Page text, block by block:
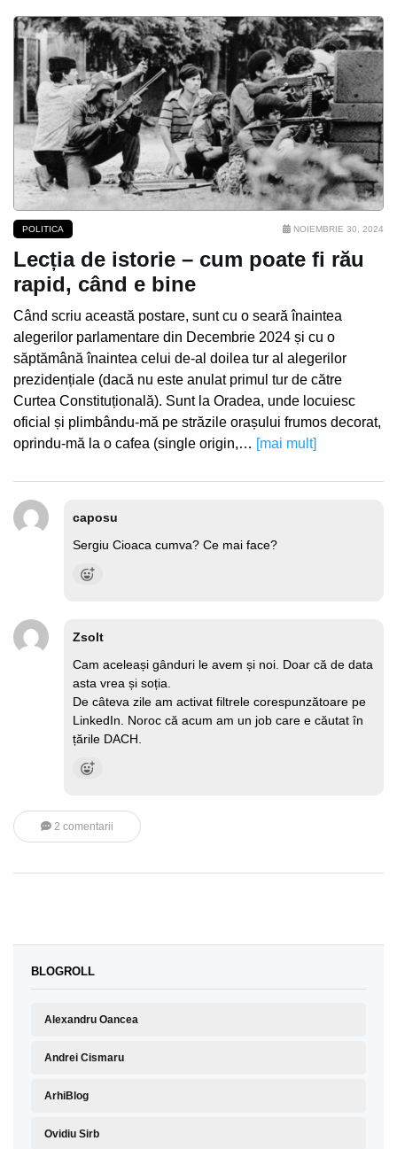
POLITICA NOIEMBRIE 30, 2024
Lecția de istorie – cum poate fi rău
rapid, când e bine
Când scriu această postare, sunt cu o seară înaintea
alegerilor parlamentare din Decembrie 2024 și cu o
săptămână înaintea celui de-al doilea tur al alegerilor
prezidențiale (dacă nu este anulat primul tur de către
Curtea Constituțională). Sunt la Oradea, unde locuiesc
oficial și plimbându-mă pe străzile orașului frumos decorat,
oprindu-mă la o cafea (single origin,… [mai mult]
caposu
Sergiu Cioaca cumva? Ce mai face?
Zsolt
Cam aceleași gânduri le avem și noi. Doar că de data
asta vrea și soția.
De câteva zile am activat filtrele corespunzătoare pe
LinkedIn. Noroc că acum am un job care e căutat în
țările DACH.
2 comentarii
BLOGROLL
Alexandru Oancea
Andrei Cismaru
ArhiBlog
Ovidiu Sirb